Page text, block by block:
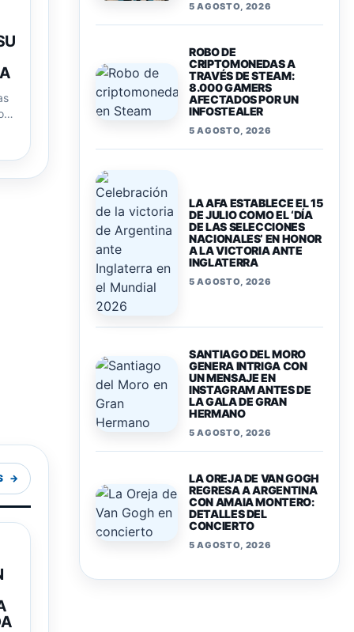
5 AGOSTO, 2026
ROBO DE
CRIPTOMONEDAS A
TRAVÉS DE STEAM:
8.000 GAMERS
AFECTADOS POR UN
INFOSTEALER
5 AGOSTO, 2026
LA AFA ESTABLECE EL 15
DE JULIO COMO EL ‘DÍA
DE LAS SELECCIONES
NACIONALES’ EN HONOR
A LA VICTORIA ANTE
INGLATERRA
5 AGOSTO, 2026
SANTIAGO DEL MORO
GENERA INTRIGA CON
UN MENSAJE EN
INSTAGRAM ANTES DE
LA GALA DE GRAN
HERMANO
5 AGOSTO, 2026
LA OREJA DE VAN GOGH
REGRESA A ARGENTINA
CON AMAIA MONTERO:
DETALLES DEL
CONCIERTO
5 AGOSTO, 2026